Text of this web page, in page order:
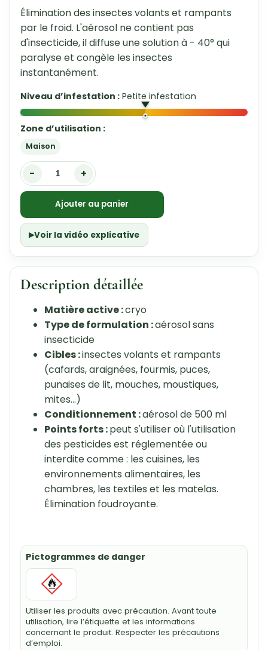
Élimination des insectes volants et rampants
par le froid. L'aérosol ne contient pas
d'insecticide, il diffuse une solution à - 40° qui
paralyse et congèle les insectes
instantanément.
Niveau d’infestation :Petite infestation
Zone d’utilisation :
Maison
- +
Ajouter au panier
Voir la vidéo explicative
Description détaillée
Matière active :cryo
Type de formulation :aérosol sans
insecticide
Cibles :insectes volants et rampants
(cafards, araignées, fourmis, puces,
punaises de lit, mouches, moustiques,
mites...)
Conditionnement :aérosol de 500 ml
Points forts :peut s'utiliser où l'utilisation
des pesticides est réglementée ou
interdite comme : les cuisines, les
environnements alimentaires, les
chambres, les textiles et les matelas.
Élimination foudroyante.
Pictogrammes de danger
Utiliser les produits avec précaution. Avant toute
utilisation, lire l’étiquette et les informations
concernant le produit. Respecter les précautions
d’emploi.